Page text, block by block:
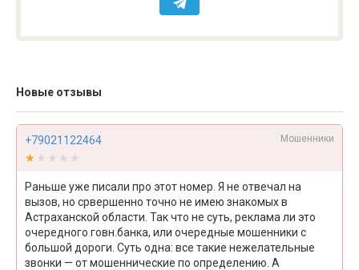
Новые отзывы
+79021122464 Мошенники
★★★★★
★★★★★
Раньше уже писали про этот номер. Я не отвечал на
вызов, но срвершенно точно не имею знакомых в
Астраханской области. Так что не суть, реклама ли это
очередного говн.банка, или очередные мошенники с
большой дороги. Суть одна: все такие нежелательные
звонки — от мошеннические по определению. А